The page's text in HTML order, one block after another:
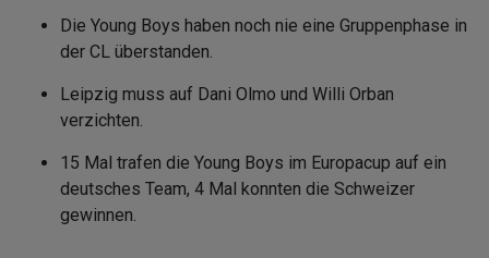
Die Young Boys haben noch nie eine Gruppenphase in
der CL überstanden.
Leipzig muss auf Dani Olmo und Willi Orban
verzichten.
15 Mal trafen die Young Boys im Europacup auf ein
deutsches Team, 4 Mal konnten die Schweizer
gewinnen.